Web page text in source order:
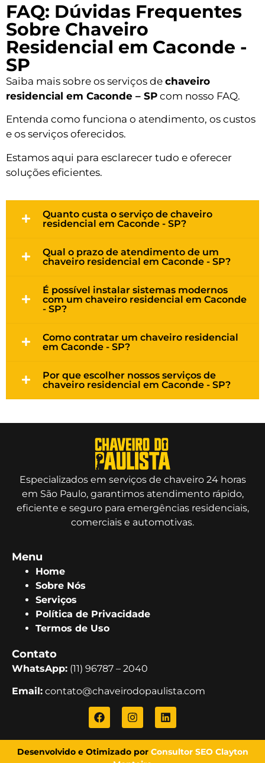
FAQ: Dúvidas Frequentes
Sobre Chaveiro
Residencial em Caconde -
SP
Saiba mais sobre os serviços de chaveiro
residencial em Caconde – SP com nosso FAQ.
Entenda como funciona o atendimento, os custos
e os serviços oferecidos.
Estamos aqui para esclarecer tudo e oferecer
soluções eficientes.
Quanto custa o serviço de chaveiro
residencial em Caconde - SP?
Qual o prazo de atendimento de um
chaveiro residencial em Caconde - SP?
É possível instalar sistemas modernos
com um chaveiro residencial em Caconde
- SP?
Como contratar um chaveiro residencial
em Caconde - SP?
Por que escolher nossos serviços de
chaveiro residencial em Caconde - SP?
Especializados em serviços de chaveiro 24 horas
em São Paulo, garantimos atendimento rápido,
eficiente e seguro para emergências residenciais,
comerciais e automotivas.
Menu
Home
Sobre Nós
Serviços
Política de Privacidade
Termos de Uso
Contato
WhatsApp: (11) 96787 – 2040
Email: contato@chaveirodopaulista.com
Desenvolvido e Otimizado por Consultor SEO Clayton